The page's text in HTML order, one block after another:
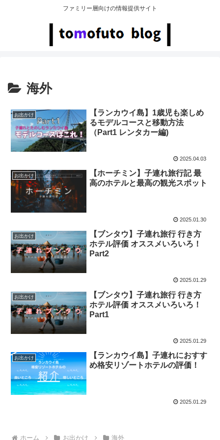
ファミリー層向けの情報提供サイト
海外
お出かけ
【ランカウイ島】1歳児も楽しめ
るモデルコースと移動方法
（Part1 レンタカー編)
2025.04.03
お出かけ
【ホーチミン】子連れ旅行記 最
高のホテルと最高の観光スポット
2025.01.30
お出かけ
【ブンタウ】子連れ旅行 行き方
ホテル評価 オススメいろいろ！
Part2
2025.01.29
お出かけ
【ブンタウ】子連れ旅行 行き方
ホテル評価 オススメいろいろ！
Part1
2025.01.29
お出かけ
【ランカウイ島】子連れにおすす
め格安リゾートホテルの評価！
2025.01.29
ホーム お出かけ 海外